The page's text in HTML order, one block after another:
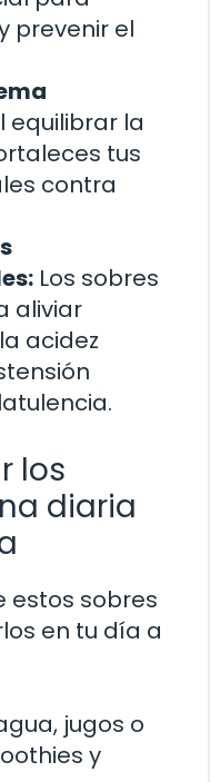
prevenir el
equilibrar la
tus
contra
Los sobres
aliviar
acidez
los
diaria
estos sobres
en tu día a
jugos o
y